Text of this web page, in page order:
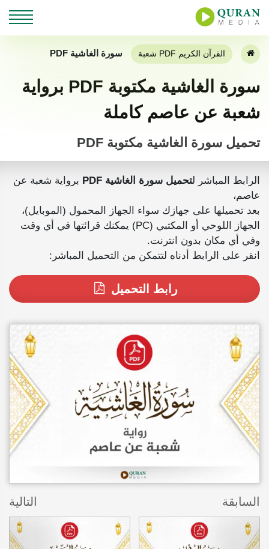
القرآن الكريم PDF شعبة سورة الغاشية PDF
سورة الغاشية مكتوبة PDF برواية
شعبة عن عاصم كاملة
تحميل سورة الغاشية مكتوبة PDF
الرابط المباشر لتحميل سورة الغاشية PDF
برواية شعبة عن
عاصم،
بعد تحميلها على جهازك سواء الجهاز المحمول (الموبايل)،
الجهاز اللوحي أو المكتبي (PC) يمكنك قرائتها في أي وقت
وفي أي مكان بدون انترنت.
انقر على الرابط أدناه لتتمكن من التحميل المباشر:
رابط التحميل
السابقة التالية